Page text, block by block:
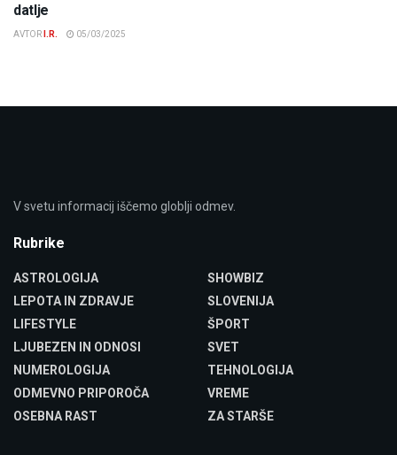
datlje
AVTOR I.R. 05/03/2025
V svetu informacij iščemo globlji odmev.
Rubrike
ASTROLOGIJA
LEPOTA IN ZDRAVJE
LIFESTYLE
LJUBEZEN IN ODNOSI
NUMEROLOGIJA
ODMEVNO PRIPOROČA
OSEBNA RAST
SHOWBIZ
SLOVENIJA
ŠPORT
SVET
TEHNOLOGIJA
VREME
ZA STARŠE